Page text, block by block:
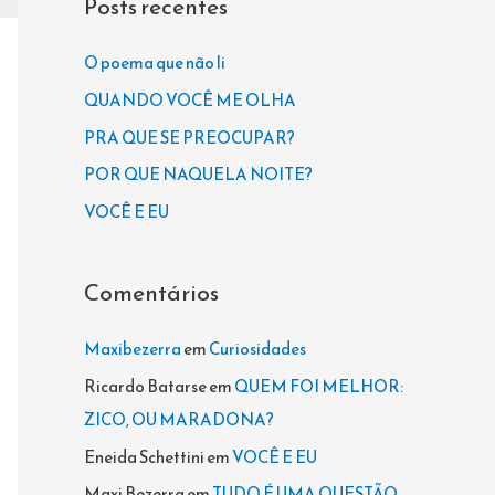
i
s
a
o
:
O poema que não li
QUANDO VOCÊ ME OLHA
PRA QUE SE PREOCUPAR?
POR QUE NAQUELA NOITE?
VOCÊ E EU
Comentários
MaxibezerraemCuriosidades
Ricardo BatarseemQUEM FOI MELHOR:
ZICO, OU MARADONA?
Eneida SchettiniemVOCÊ E EU